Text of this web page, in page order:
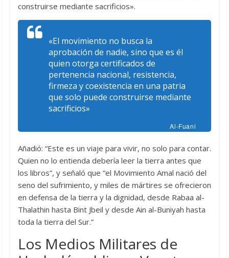
construirse mediante sacrificios».
«El movimiento no busca la
aprobación de nadie, sino que es él
quien otorga certificados de
pertenencia nacional, resistencia,
firmeza y coexistencia en una patria
que solo puede construirse mediante
sacrificios»
Al-Fuani
Añadió: “Este es un viaje para vivir, no solo para contar.
Quien no lo entienda debería leer la tierra antes que
los libros”, y señaló que “el Movimiento Amal nació del
seno del sufrimiento, y miles de mártires se ofrecieron
en defensa de la tierra y la dignidad, desde Rabaa al-
Thalathin hasta Bint Jbeil y desde Ain al-Buniyah hasta
toda la tierra del Sur.”
Los Medios Militares de